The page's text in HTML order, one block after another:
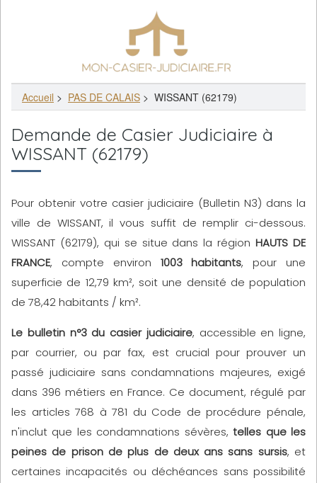
Accueil > PAS DE CALAIS > WISSANT (62179)
Demande de Casier Judiciaire à
WISSANT (62179)
Pour obtenir votre casier judiciaire (Bulletin N3) dans la
ville de WISSANT, il vous suffit de remplir ci-dessous.
WISSANT (62179), qui se situe dans la régionHAUTS DE
FRANCE, compte environ 1003 habitants, pour une
superficie de 12,79 km², soit une densité de population
de 78,42 habitants / km².
Le bulletin n°3 du casier judiciaire, accessible en ligne,
par courrier, ou par fax, est crucial pour prouver un
passé judiciaire sans condamnations majeures, exigé
dans 396 métiers en France. Ce document, régulé par
les articles 768 à 781 du Code de procédure pénale,
n'inclut que les condamnations sévères,telles que les
peines de prison de plus de deux ans sans sursis, et
certaines incapacités ou déchéances sans possibilité